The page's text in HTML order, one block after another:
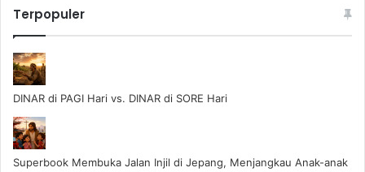
Terpopuler
DINAR di PAGI Hari vs. DINAR di SORE Hari
Superbook Membuka Jalan Injil di Jepang, Menjangkau Anak-anak